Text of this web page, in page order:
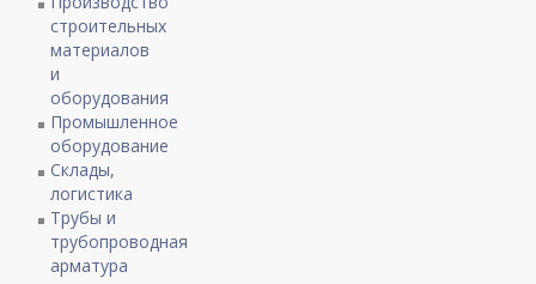
строительных
материалов
и
оборудования
Промышленное
оборудование
Склады,
логистика
Трубы и
трубопроводная
арматура